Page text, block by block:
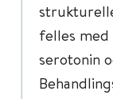
felles med
serotonin